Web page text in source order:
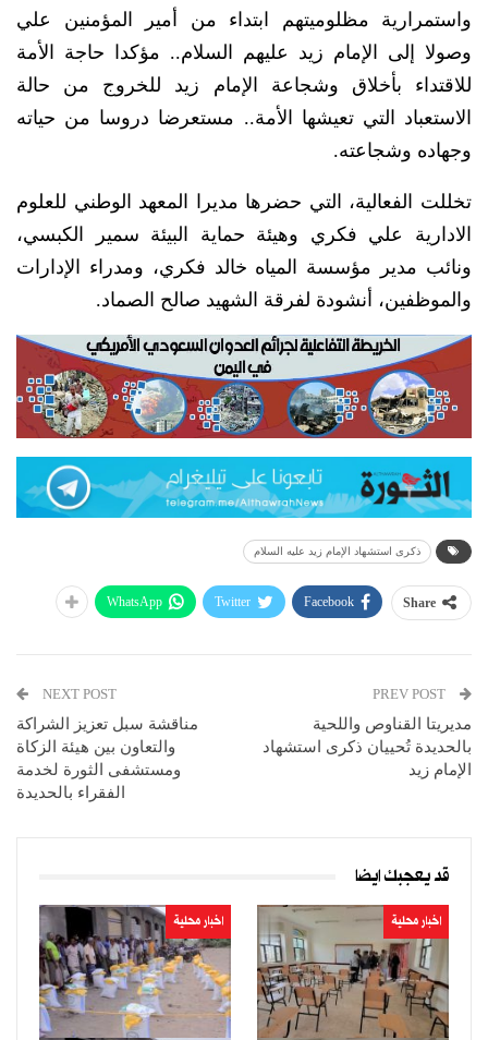
واستمرارية مظلوميتهم ابتداء من أمير المؤمنين علي
وصولا إلى الإمام زيد عليهم السلام.. مؤكدا حاجة الأمة
للاقتداء بأخلاق وشجاعة الإمام زيد للخروج من حالة
الاستعباد التي تعيشها الأمة.. مستعرضا دروسا من حياته
وجهاده وشجاعته.
تخللت الفعالية، التي حضرها مديرا المعهد الوطني للعلوم
الادارية علي فكري وهيئة حماية البيئة سمير الكبسي،
ونائب مدير مؤسسة المياه خالد فكري، ومدراء الإدارات
والموظفين، أنشودة لفرقة الشهيد صالح الصماد.
ذكرى استشهاد الإمام زيد عليه السلام
Share
Facebook
Twitter
WhatsApp
مديريتا القناوص واللحية
بالحديدة تُحييان ذكرى استشهاد
الإمام زيد
NEXT POST
مناقشة سبل تعزيز الشراكة
والتعاون بين هيئة الزكاة
ومستشفى الثورة لخدمة
الفقراء بالحديدة
قد يعجبك ايضا
اخبار محلية اخبار محلية